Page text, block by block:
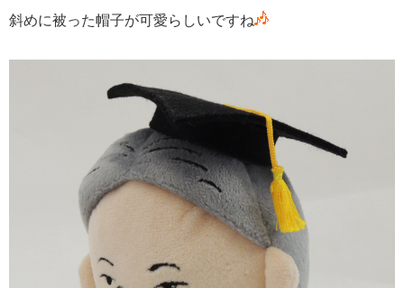
斜めに被った帽子が可愛らしいですね